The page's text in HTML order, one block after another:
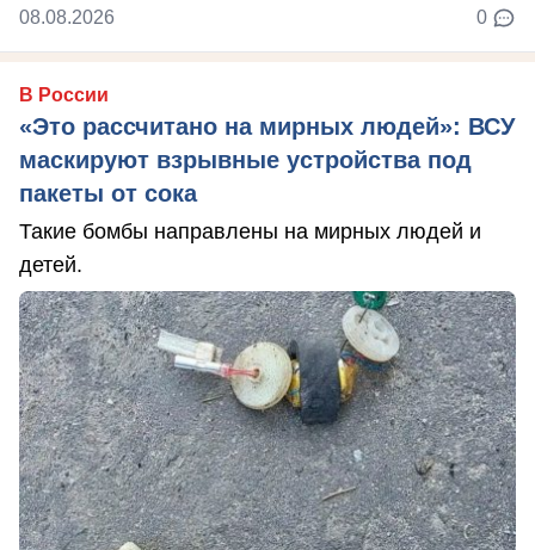
08.08.2026 0
В России
«Это рассчитано на мирных людей»: ВСУ
маскируют взрывные устройства под
пакеты от сока
Такие бомбы направлены на мирных людей и
детей.